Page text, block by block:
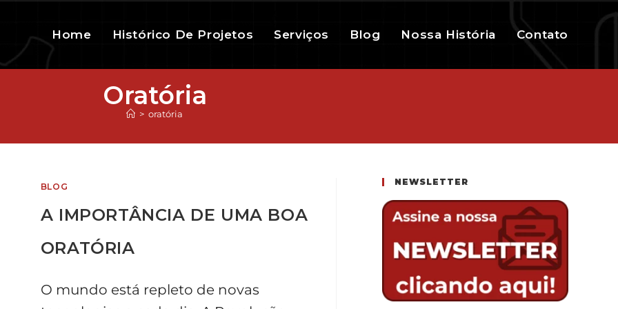
Home Histórico De Projetos Serviços Blog Nossa História Contato
Oratória
> oratória
BLOG
A IMPORTÂNCIA DE UMA BOA
ORATÓRIA
O mundo está repleto de novas
NEWSLETTER